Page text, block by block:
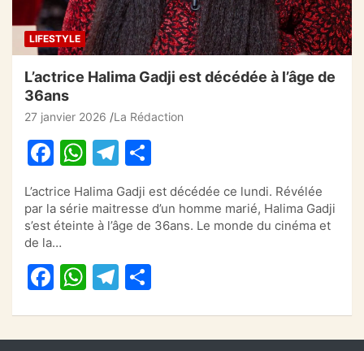
LIFESTYLE
L’actrice Halima Gadji est décédée à l’âge de
36ans
27 janvier 2026 La Rédaction
F
c
e
b
o
o
k
W
at
s
A
p
p
T
e
gr
a
m
ta
g
L’actrice Halima Gadji est décédée ce lundi. Révélée
par la série maitresse d’un homme marié, Halima Gadji
s’est éteinte à l’âge de 36ans. Le monde du cinéma et
de la…
F
W T